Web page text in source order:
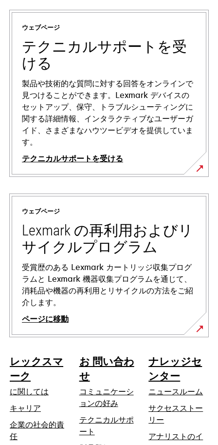
ウェブページ
テクニカルサポートを受
ける
製品や技術的な質問に対する回答をオンラインで
見つけることができます。Lexmark デバイスの
セットアップ、保守、トラブルシューティングに
関する詳細情報、インタラクティブなユーザーガ
イド、さまざまなハウツービデオを提供していま
す。
テクニカルサポートを受ける
新
し
ウェブページ
Lexmark の再利用およびリ
サイクルプログラム
受賞歴のある Lexmark カートリッジ収集プログ
ラムと Lexmark 機器収集プログラムを通じて、
消耗品や機器の再利用とリサイクルの方法をご紹
介します。
ページに移動
レックスマ
ーク
に関しては
キャリア
企業の社会的責
任新
お 問い合わ
せ
コミュニケーシ
ョンの好み
テクニカルサポ
ート
し
ナレッジセ
ンター
ニュースルーム
サクセスストー
リー
アナリストのイ